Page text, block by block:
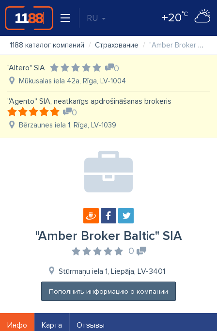
RU +20°C
1188 каталог компаний Страхование "Amber Broker Baltic" SIA
"Altero" SIA 0
Mūkusalas iela 42a, Rīga, LV-1004
''Agento'' SIA, neatkarīgs apdrošināšanas brokeris
0
Bērzaunes iela 1, Rīga, LV-1039
"Amber Broker Baltic" SIA
0
Stūrmaņu iela 1, Liepāja, LV-3401
Пополнить информацию о компании
Инфо Карта Отзывы